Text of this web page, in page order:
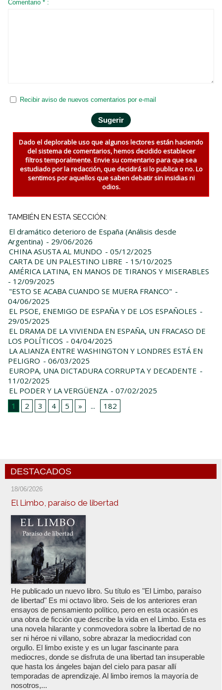
Comentario * :
Recibir aviso de nuevos comentarios por e-mail
Dado el deplorable uso que algunos lectores están haciendo
del sistema de comentarios, hemos decidido establecer
filtros temporalmente. Envie su comentario para que sea
estudiado por la redacción, que decidirá si lo publica o no. Lo
sentimos por aquellos que saben debatir sin insidias ni
odios.
TAMBIÉN EN ESTA SECCIÓN:
El dramático deterioro de España (Análisis desde
Argentina) - 29/06/2026
CHINA ASUSTA AL MUNDO - 05/12/2025
CARTA DE UN PALESTINO LIBRE - 15/10/2025
AMÉRICA LATINA, EN MANOS DE TIRANOS Y MISERABLES
- 12/09/2025
"ESTO SE ACABA CUANDO SE MUERA FRANCO" -
04/06/2025
EL PSOE, ENEMIGO DE ESPAÑA Y DE LOS ESPAÑOLES -
29/05/2025
EL DRAMA DE LA VIVIENDA EN ESPAÑA, UN FRACASO DE
LOS POLÍTICOS - 04/04/2025
LA ALIANZA ENTRE WASHINGTON Y LONDRES ESTÁ EN
PELIGRO - 06/03/2025
EUROPA, UNA DICTADURA CORRUPTA Y DECADENTE -
11/02/2025
EL PODER Y LA VERGÜENZA - 07/02/2025
1
2 3 4 5 » ... 182
DESTACADOS
18/06/2026
El Limbo, paraíso de libertad
He publicado un nuevo libro. Su título es "El Limbo, paraíso
de libertad" Es mi octavo libro. Seis de los anteriores eran
ensayos de pensamiento político, pero en esta ocasión es
una obra de ficción que describe la vida en el Limbo. Esta es
una novela hilarante y conmovedora sobre la libertad de no
ser ni héroe ni villano, sobre abrazar la mediocridad con
orgullo. El limbo existe y es un lugar fascinante para
mediocres, donde se disfruta de una libertad tan insuperable
que hasta los ángeles bajan del cielo para pasar allí
temporadas de aprendizaje. Al limbo iremos la mayoría de
nosotros,...